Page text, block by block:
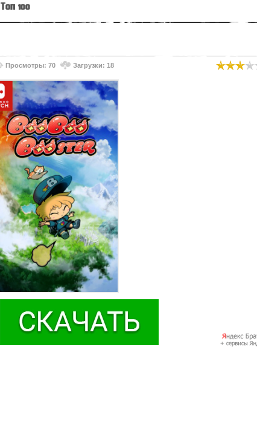
Топ 100
Просмотры: 70 Загрузки: 18